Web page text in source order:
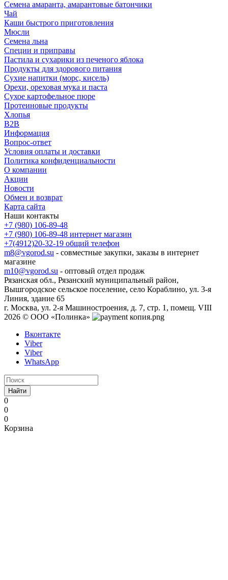
Семена амаранта, амарантовые батончики
Чай
Каши быстрого приготовления
Мюсли
Семена льна
Специи и приправы
Пастила и сухарики из печеного яблока
Продукты для здорового питания
Сухие напитки (морс, кисель)
Орехи, ореховая мука и паста
Сухое картофельное пюре
Протеиновые продукты
Хлопья
B2B
Информация
Вопрос-ответ
Условия оплаты и доставки
Политика конфиденциальности
О компании
Акции
Новости
Обмен и возврат
Карта сайта
Наши контакты
+7 (980) 106-89-48
+7 (980) 106-89-48 интернет магазин
+7(4912)20-32-19 общий телефон
m8@vgorod.su - совместные закупки, заказы в интернет
магазине
m10@vgorod.su - оптовый отдел продаж
Рязанская обл., Рязанский муниципальный район,
Вышгородское сельское поселение, село Кораблино, ул. 3-я
Линия, здание 65
г. Москва, ул. 2-я Машиностроения, д. 7, стр. 1, помещ. VIII
2026 © ООО «Полинка»
Вконтакте
Viber
Viber
WhatsApp
Найти
0
0
0
Корзина